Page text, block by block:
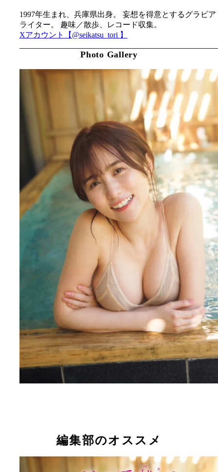
1997年生まれ、兵庫県出身。 妄想を得意とするグラビア
ライター。 趣味／散歩、レコード収集。
Xアカウント【@seikatsu_tori 】
Photo Gallery
編集部のオススメ